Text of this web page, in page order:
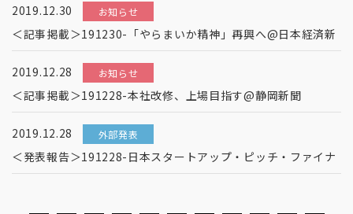
2019.12.30 お知らせ
＜記事掲載＞191230-「やらまいか精神」再興へ@日本経済新
2019.12.28 お知らせ
＜記事掲載＞191228-本社改修、上場目指す@静岡新聞
2019.12.28 外部発表
＜発表報告＞191228-日本スタートアップ・ピッチ・ファイナ